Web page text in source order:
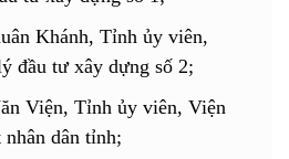
Khánh, Tỉnh ủy viên,
đầu tư xây dựng số 2;
Viện, Tỉnh ủy viên, Viện
dân tỉnh;